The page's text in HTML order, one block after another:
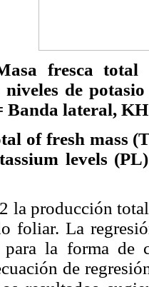
fresca total
niveles de
Banda lateral,
of fresh mass
levels
la producción
foliar. La
para la forma de
de